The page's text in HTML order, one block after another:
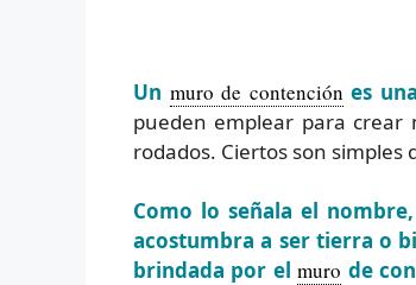
Un muro de contención es
pueden emplear para crear
rodados. Ciertos son
Como lo señala el
acostumbra a ser tierra o
brindada por elmuro de